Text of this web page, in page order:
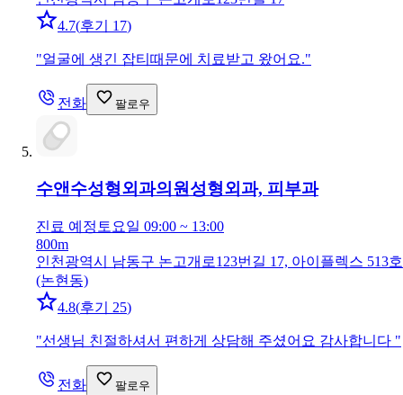
4.7(후기 17)
"얼굴에 생긴 잡티때문에 치료받고 왔어요."
전화 팔로우
수앤수성형외과의원 성형외과, 피부과
진료 예정 토요일 09:00 ~ 13:00
800m
인천광역시 남동구 논고개로123번길 17, 아이플렉스 513호
(논현동)
4.8(후기 25)
"선생님 친절하셔서 편하게 상담해 주셨어요 감사합니다 "
전화 팔로우